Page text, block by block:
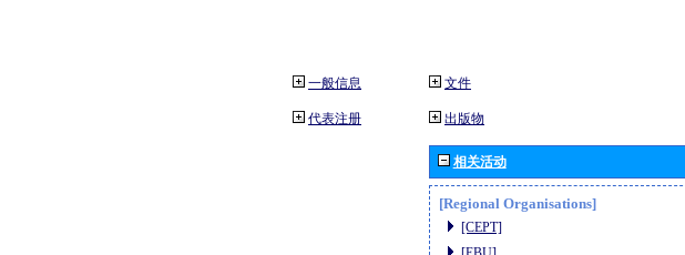
一般信息
代表注册
文件
出版物
相关活动
[Regional Organisations]
[CEPT]